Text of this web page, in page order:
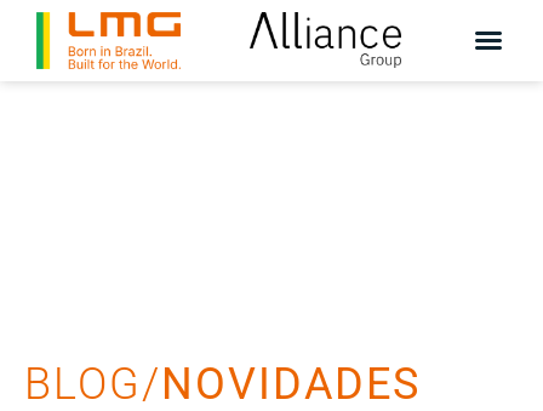
BLOG/NOVIDADES